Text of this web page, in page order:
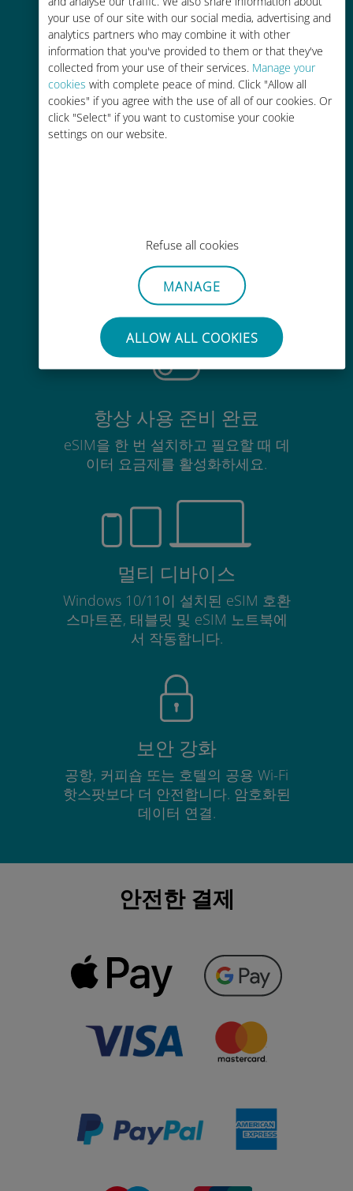
your use of our site with our social media, advertising and
analytics partners who may combine it with other
information that you've provided to them or that they've
collected from your use of their services. Manage your
cookies with complete peace of mind. Click "Allow all
cookies" if you agree with the use of all of our cookies. Or
click "Select" if you want to customise your cookie
settings on our website.
Refuse all cookies
MANAGE
ALLOW ALL COOKIES
간편한 충전
Wi-Fi나 남은 데이터가 없어도 Ubigi
간편한
기존 SIM 카드를 제거할 필요가 없습
니다.
항상 사용 준비 완료
eSIM을 한 번 설치하고 필요할 때 데
이터 요금제를 활성화하세요.
멀티 디바이스
Windows 10/11이 설치된 eSIM 호환
스마트폰, 태블릿 및 eSIM 노트북에
서 작동합니다.
보안 강화
공항, 커피숍 또는 호텔의 공용 Wi-Fi
핫스팟보다 더 안전합니다. 암호화된
데이터 연결.
안전한 결제